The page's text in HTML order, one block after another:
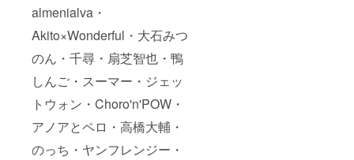
almenialva・
Akito×Wonderful・大石みつ
のん・千尋・扇芝智也・鴨
しんご・スーマー・ジェッ
トウォン・Choro'n'POW・
アノアとペロ・高橋大輔・
のっち・ヤンフレンジー・